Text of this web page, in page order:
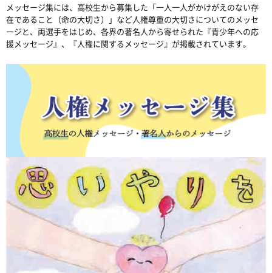
メッセージ集には、高校生から募集した「一人一人がかけがえのない存
在であること（命の大切さ）」など人権尊重の大切さについてのメッセ
ージと、両選手をはじめ、各界の著名人から寄せられた『青少年への応
援メッセージ』、『人権に関するメッセージ』が掲載されています。